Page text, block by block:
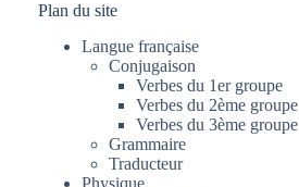
Plan du site
Langue française
Conjugaison
Verbes du 1er groupe
Verbes du 2ème groupe
Verbes du 3ème groupe
Grammaire
Traducteur